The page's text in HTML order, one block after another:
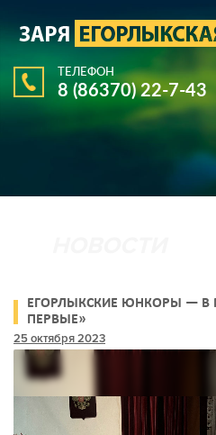
ТЕЛЕФОН
8 (86370) 22-7-43
ЕГОРЛЫКСКИЕ ЮНКОРЫ —
ПЕРВЫЕ»
25 октября 2023